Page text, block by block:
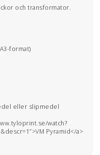
och transformator.
format)
eller slipmedel
watch?
Pyramid</a>